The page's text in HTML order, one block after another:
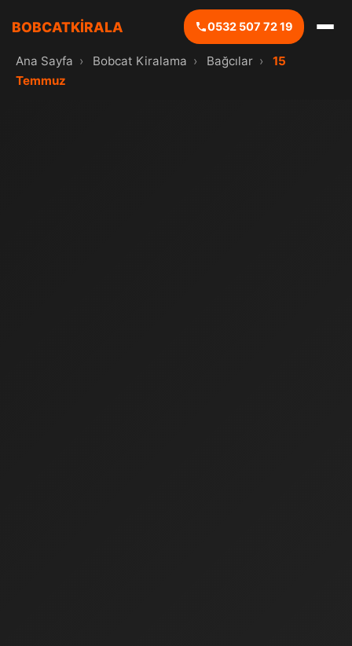
BOBCATKİRALA 0532 507 72 19
Ana Sayfa › Bobcat Kiralama › Bağcılar ›
15
Temmuz